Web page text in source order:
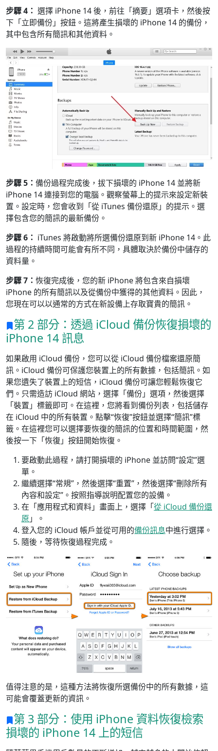
步驟 4： 選擇 iPhone 14 後，前往「摘要」選項卡，然後按
下「立即備份」按鈕。這將產生損壞的 iPhone 14 的備份，
其中包含所有簡訊和其他資料。
步驟 5： 備份過程完成後，拔下損壞的 iPhone 14 並將新
iPhone 14 連接到您的電腦。觀察螢幕上的提示來設定新裝
置。設定時，您會收到「從 iTunes 備份還原」的提示。選
擇包含您的簡訊的最新備份。
步驟 6： iTunes 將啟動將所選備份還原到新 iPhone 14。此
過程的持續時間可能會有所不同，具體取決於備份中儲存的
資料量。
步驟 7： 恢復完成後，您的新 iPhone 將包含來自損壞
iPhone 的所有簡訊以及從備份中獲得的其他資料。因此，
您現在可以以通常的方式在新設備上存取寶貴的簡訊。
第 2 部分：透過 iCloud 備份恢復損壞的
iPhone 14 訊息
如果啟用 iCloud 備份，您可以從 iCloud 備份檔案還原簡
訊。iCloud 備份可保護您裝置上的所有數據，包括簡訊。如
果您遺失了裝置上的短信，iCloud 備份可讓您輕鬆恢復它
們。只需造訪 iCloud 網站，選擇「備份」選項，然後選擇
「裝置」標籤即可。在這裡，您將看到備份列表，包括儲存
在 iCloud 中的所有裝置。點擊“恢復”按鈕並選擇“簡訊”標
籤。在這裡您可以選擇要恢復的簡訊的位置和時間範圍，然
後按一下「恢復」按鈕開始恢復。
要啟動此過程，請打開損壞的 iPhone 並訪問“設定”選
單。
繼續選擇“常規”，然後選擇“重置”，然後選擇“刪除所有
內容和設定”。按照指導說明配置您的設備。
在「應用程式和資料」畫面上，選擇「從 iCloud 備份還
原 」。
登入您的 iCloud 帳戶並從可用的備份訊息中進行選擇。
隨後，等待恢復過程完成。
值得注意的是，這種方法將恢復所選備份中的所有數據，這
可能會覆蓋更新的資訊。
第 3 部分：使用 iPhone 資料恢復檢索
損壞的 iPhone 14 上的短信